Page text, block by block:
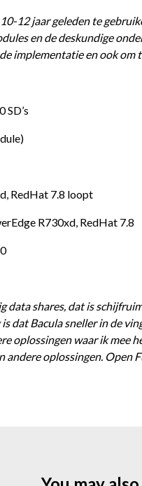
12 jaar geleden te
en de deskundige
implementatie en ook
SD’s
RedHat 7.8 loopt
R730xd, RedHat 7.8
data shares, dat is
dat Bacula sneller in de
oplossingen waar ik mee
oplossingen.